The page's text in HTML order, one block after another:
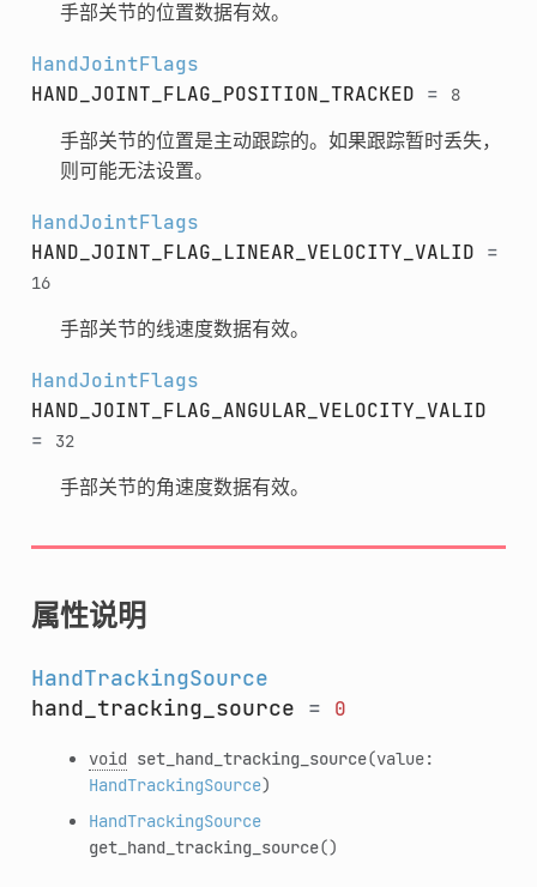
手部关节的位置数据有效。
HandJointFlags
HAND_JOINT_FLAG_POSITION_TRACKED = 8
手部关节的位置是主动跟踪的。如果跟踪暂时丢失，
则可能无法设置。
HandJointFlags
HAND_JOINT_FLAG_LINEAR_VELOCITY_VALID =
16
手部关节的线速度数据有效。
HandJointFlags
HAND_JOINT_FLAG_ANGULAR_VELOCITY_VALID
=
32
手部关节的角速度数据有效。
属性说明
HandTrackingSource
hand_tracking_source = 0
void set_hand_tracking_source(value:
HandTrackingSource)
HandTrackingSource
get_hand_tracking_source()